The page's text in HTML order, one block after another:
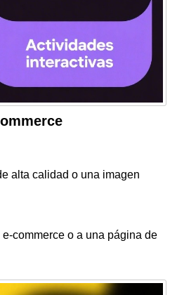
alta calidad o una imagen
e-commerce o a una página de